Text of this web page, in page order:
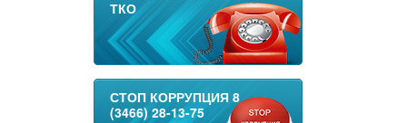
ТКО
СТОП КОРРУПЦИЯ 8
(3466) 28-13-75